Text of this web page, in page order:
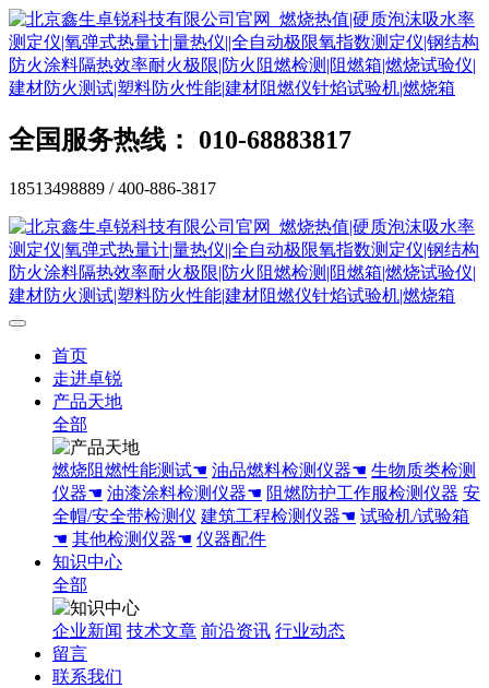
全国服务热线： 010-68883817
18513498889 / 400-886-3817
首页
走进卓锐
产品天地
全部
燃烧阻燃性能测试☚ 油品燃料检测仪器☚ 生物质类检测
仪器☚ 油漆涂料检测仪器☚ 阻燃防护工作服检测仪器 安
全帽/安全带检测仪 建筑工程检测仪器☚ 试验机/试验箱
☚ 其他检测仪器☚ 仪器配件
知识中心
全部
企业新闻 技术文章 前沿资讯 行业动态
留言
联系我们